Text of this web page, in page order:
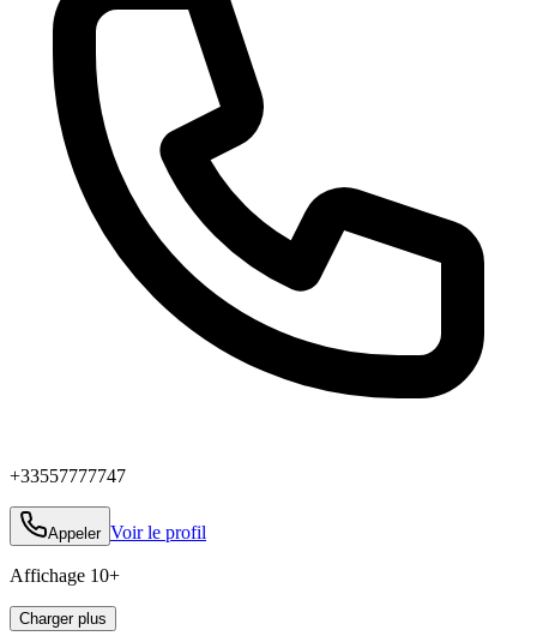
+33557777747
Appeler Voir le profil
Affichage 10+
Charger plus